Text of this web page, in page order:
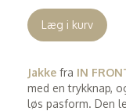
Læg i kurv
Jakke fra IN
med en trykknap,
løs pasform. Den